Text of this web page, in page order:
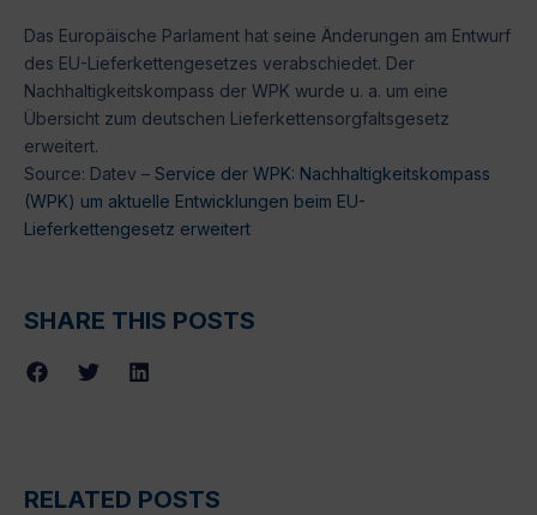
Das Europäische Parlament hat seine Änderungen am Entwurf
des EU-Lieferkettengesetzes verabschiedet. Der
Nachhaltigkeitskompass der WPK wurde u. a. um eine
Übersicht zum deutschen Lieferkettensorgfaltsgesetz
erweitert.
Source: Datev – Service der WPK: Nachhaltigkeitskompass
(WPK) um aktuelle Entwicklungen beim EU-
Lieferkettengesetz erweitert
SHARE THIS POSTS
RELATED POSTS